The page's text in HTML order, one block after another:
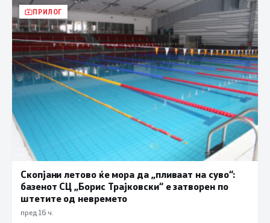
ПРИЛОГ
Скопјани летово ќе мора да „пливаат на суво“:
базенот СЦ „Борис Трајковски“ е затворен по
штетите од невремето
пред 16 ч.